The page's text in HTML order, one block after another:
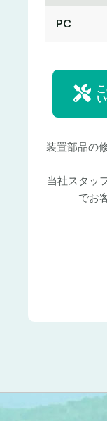
PC
装置部品の
当社スタッ
でお